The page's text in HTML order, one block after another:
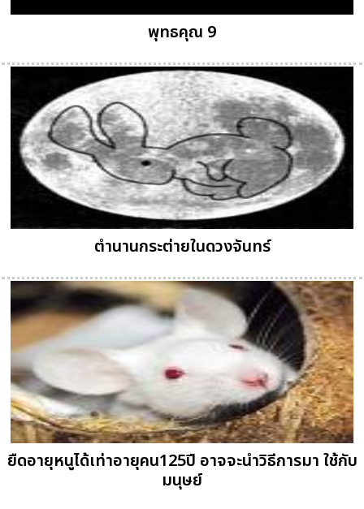
พุทธคุณ 9
ตำนานกระต่ายในดวงจันทร์
ยืดอายุหนูได้เท่าอายุคน125ปี อาจจะนำวิธีการมา ใช้กับ
มนุษย์